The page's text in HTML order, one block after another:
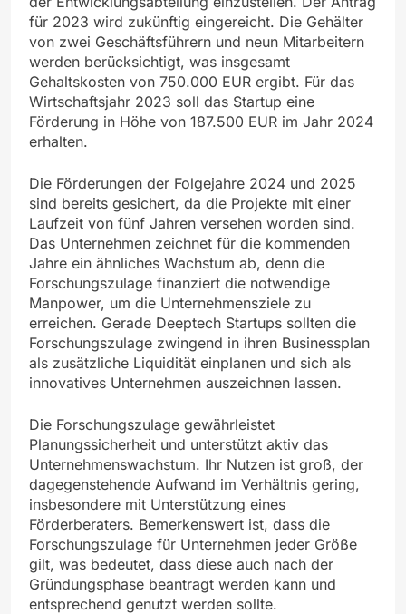
für 2023 wird zukünftig eingereicht. Die Gehälter
von zwei Geschäftsführern und neun Mitarbeitern
werden berücksichtigt, was insgesamt
Gehaltskosten von 750.000 EUR ergibt. Für das
Wirtschaftsjahr 2023 soll das Startup eine
Förderung in Höhe von 187.500 EUR im Jahr 2024
erhalten.
Die Förderungen der Folgejahre 2024 und 2025
sind bereits gesichert, da die Projekte mit einer
Laufzeit von fünf Jahren versehen worden sind.
Das Unternehmen zeichnet für die kommenden
Jahre ein ähnliches Wachstum ab, denn die
Forschungszulage finanziert die notwendige
Manpower, um die Unternehmensziele zu
erreichen. Gerade Deeptech Startups sollten die
Forschungszulage zwingend in ihren Businessplan
als zusätzliche Liquidität einplanen und sich als
innovatives Unternehmen auszeichnen lassen.
Die Forschungszulage gewährleistet
Planungssicherheit und unterstützt aktiv das
Unternehmenswachstum. Ihr Nutzen ist groß, der
dagegenstehende Aufwand im Verhältnis gering,
insbesondere mit Unterstützung eines
Förderberaters. Bemerkenswert ist, dass die
Forschungszulage für Unternehmen jeder Größe
gilt, was bedeutet, dass diese auch nach der
Gründungsphase beantragt werden kann und
entsprechend genutzt werden sollte.